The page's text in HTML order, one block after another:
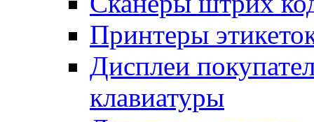
Принтеры
Дисплеи
клавиатуры